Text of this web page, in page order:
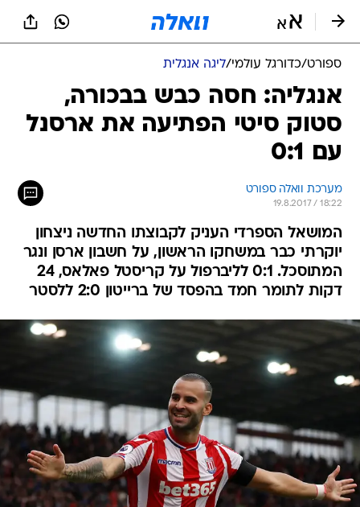
ספורט/כדורגל עולמי/ליגה אנגלית
אנגליה: חסה כבש בבכורה,
סטוק סיטי הפתיעה את ארסנל
עם 0:1
מערכת וואלה ספורט
19.8.2017 / 18:22
המושאל הספרדי העניק לקבוצתו החדשה ניצחון
יוקרתי כבר במשחקו הראשון, על חשבון ארסן ונגר
המתוסכל. 0:1 לליברפול על קריסטל פאלאס, 24
דקות לתומר חמד בהפסד של ברייטון 2:0 ללסטר